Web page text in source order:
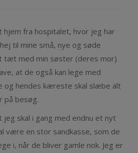
hjem fra hospitalet, hvor jeg har
til mine små, nye og søde
tæt med min søster (deres mor)
at de også kan lege med
og hendes kæreste skal slæbe alt
på besøg.
skal i gang med endnu et nyt
være en stor sandkasse, som de
i, når de bliver gamle nok. Jeg er